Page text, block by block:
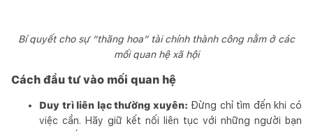
Bí quyết cho sự “thăng hoa” tài chính thành công nằm ở các
mối quan hệ xã hội
Cách đầu tư vào mối quan hệ
Duy trì liên lạc thường xuyên: Đừng chỉ tìm đến khi có
việc cần. Hãy giữ kết nối liên tục với những người bạn